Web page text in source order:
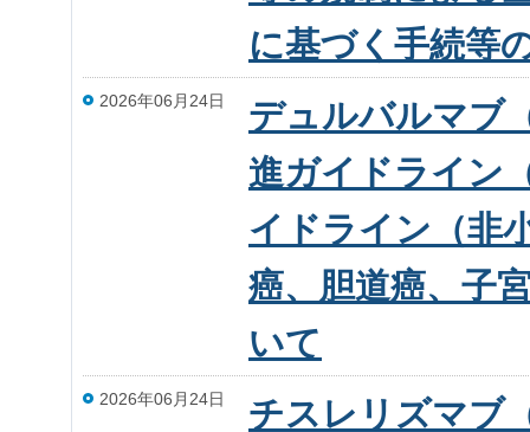
に基づく手続等
2026年06月24日
デュルバルマブ
進ガイドライン
イドライン（非
癌、胆道癌、子
いて
2026年06月24日
チスレリズマブ